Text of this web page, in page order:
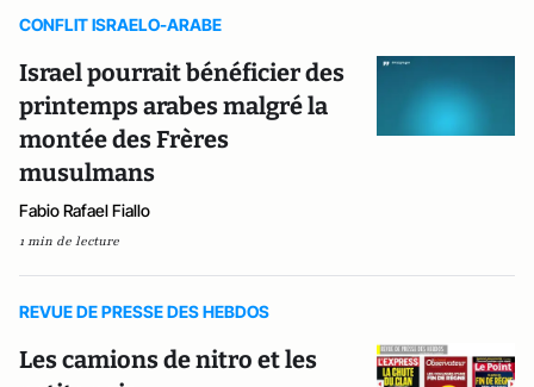
CONFLIT ISRAELO-ARABE
Israel pourrait bénéficier des
printemps arabes malgré la
montée des Frères
musulmans
Fabio Rafael Fiallo
1 min de lecture
REVUE DE PRESSE DES HEBDOS
Les camions de nitro et les